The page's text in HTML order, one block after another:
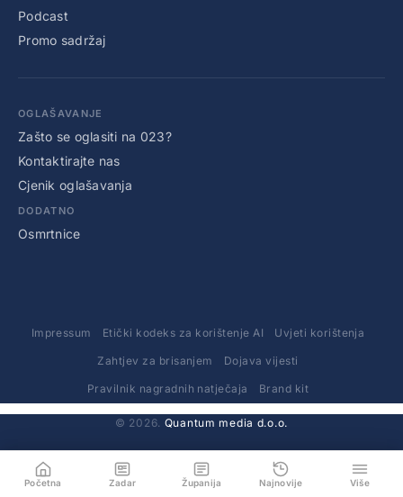
Podcast
Promo sadržaj
OGLAŠAVANJE
Zašto se oglasiti na 023?
Kontaktirajte nas
Cjenik oglašavanja
DODATNO
Osmrtnice
Impressum Etički kodeks za korištenje AI Uvjeti korištenja
Zahtjev za brisanjem Dojava vijesti
Pravilnik nagradnih natječaja Brand kit
© 2026. Quantum media d.o.o.
Početna Zadar Županija Najnovije Više